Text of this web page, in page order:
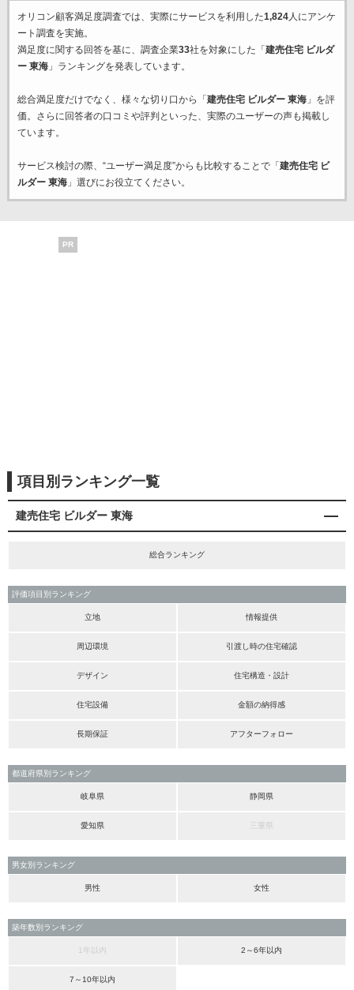
オリコン顧客満足度調査では、実際にサービスを利用した1,824人にアンケ
ート調査を実施。
満足度に関する回答を基に、調査企業33社を対象にした「 建売住宅 ビルダ
ー 東海」ランキングを発表しています。
総合満足度だけでなく、様々な切り口から「 建売住宅 ビルダー 東海」を評
価。さらに回答者の口コミや評判といった、実際のユーザーの声も掲載し
ています。
サービス検討の際、“ユーザー満足度”からも比較することで「 建売住宅 ビ
ルダー 東海」選びにお役立てください。
PR
項目別ランキング一覧
建売住宅 ビルダー 東海
総合ランキング
評価項目別ランキング
立地 情報提供
周辺環境 引渡し時の住宅確認
デザイン 住宅構造・設計
住宅設備 金額の納得感
長期保証 アフターフォロー
都道府県別ランキング
岐阜県 静岡県
愛知県
男女別ランキング
男性 女性
築年数別ランキング
1年以内 2～6年以内
7～10年以内